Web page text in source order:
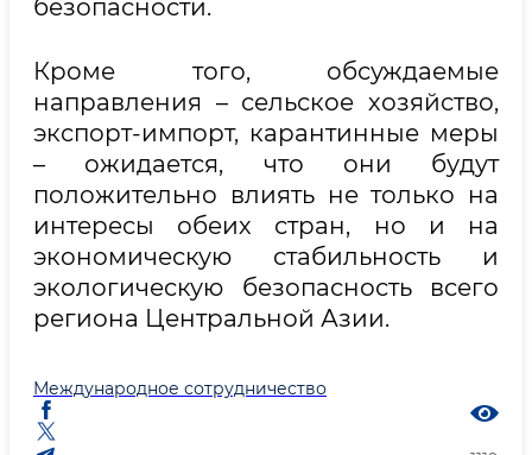
безопасности.
Кроме того, обсуждаемые
направления – сельское хозяйство,
экспорт-импорт, карантинные меры
– ожидается, что они будут
положительно влиять не только на
интересы обеих стран, но и на
экономическую стабильность и
экологическую безопасность всего
региона Центральной Азии.
Международное сотрудничество